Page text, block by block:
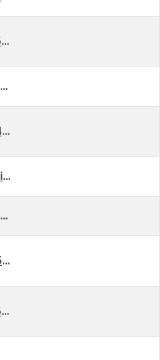
DHT_jkv_20251218
DHT_jegyzokonyv_2025_10_09
DHT_jkv_2024_10_04
Doktori és Habilitációs Tanács Ügyrendje
DHT_2025_07_04_hatarozatok
DHK_jkv_2025_06_05
DHT_jkv_2025_04_25